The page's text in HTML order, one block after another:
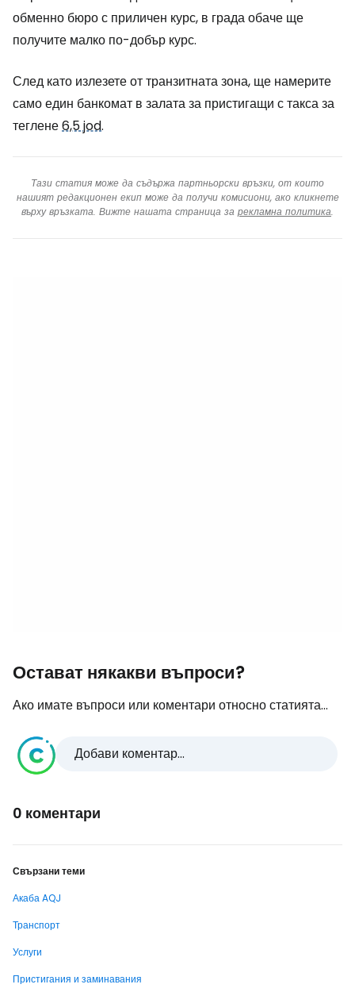
обменно бюро с приличен курс, в града обаче ще
получите малко по-добър курс.
След като излезете от транзитната зона, ще намерите
само един банкомат в залата за пристигащи с такса за
теглене6,5 jod.
Тази статия може да съдържа партньорски връзки, от които
нашият редакционен екип може да получи комисиони, ако кликнете
върху връзката. Вижте нашата страница за рекламна политика.
Остават някакви въпроси?
Ако имате въпроси или коментари относно статията...
Добави коментар...
0 коментари
Свързани теми
Акаба AQJ
Транспорт
Услуги
Пристигания и заминавания